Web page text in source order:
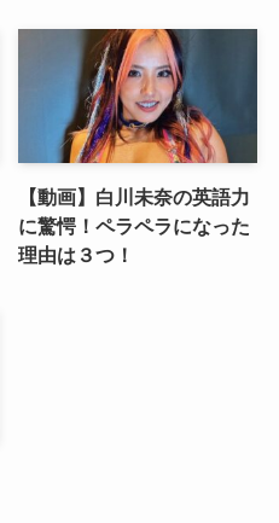
【動画】白川未奈の英語力
に驚愕！ペラペラになった
理由は３つ！